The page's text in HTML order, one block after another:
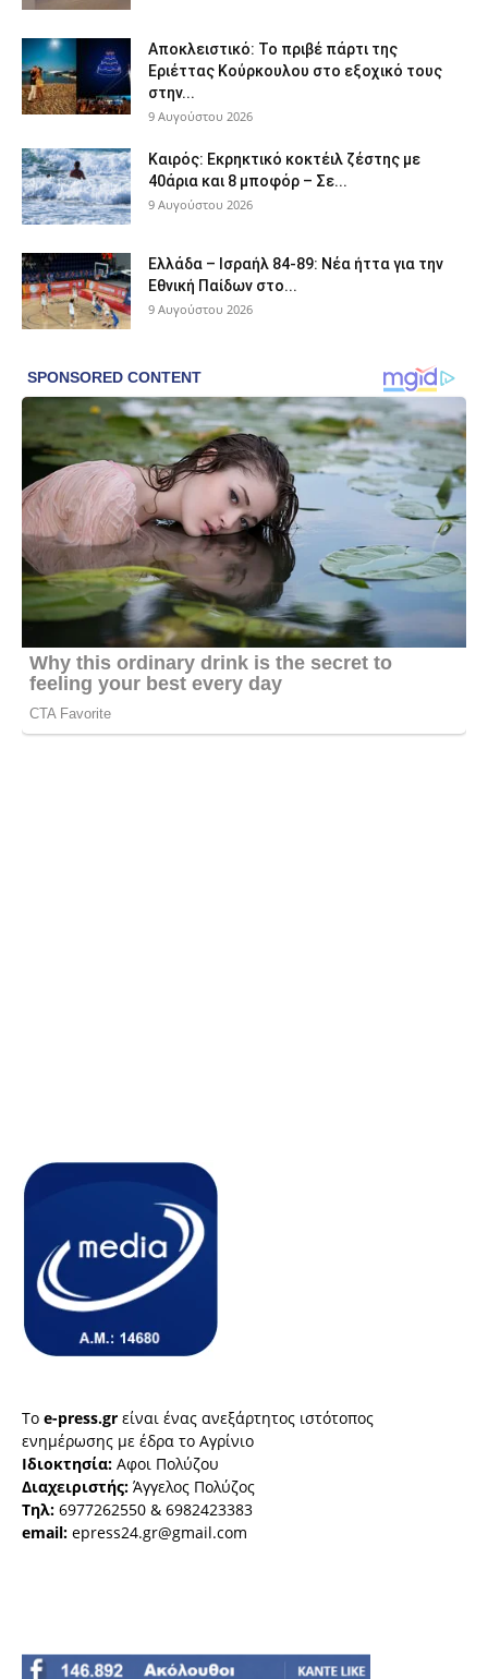
Αποκλειστικό: Το πριβέ πάρτι της
Εριέττας Κούρκουλου στο εξοχικό τους
στην...
9 Αυγούστου 2026
Καιρός: Εκρηκτικό κοκτέιλ ζέστης με
40άρια και 8 μποφόρ – Σε...
9 Αυγούστου 2026
Ελλάδα – Ισραήλ 84-89: Νέα ήττα για την
Εθνική Παίδων στο...
9 Αυγούστου 2026
Το e-press.gr είναι ένας ανεξάρτητος ιστότοπος
ενημέρωσης με έδρα το Αγρίνιο
Ιδιοκτησία: Αφοι Πολύζου
Διαχειριστής: Άγγελος Πολύζος
Τηλ: 6977262550 & 6982423383
email: epress24.gr@gmail.com